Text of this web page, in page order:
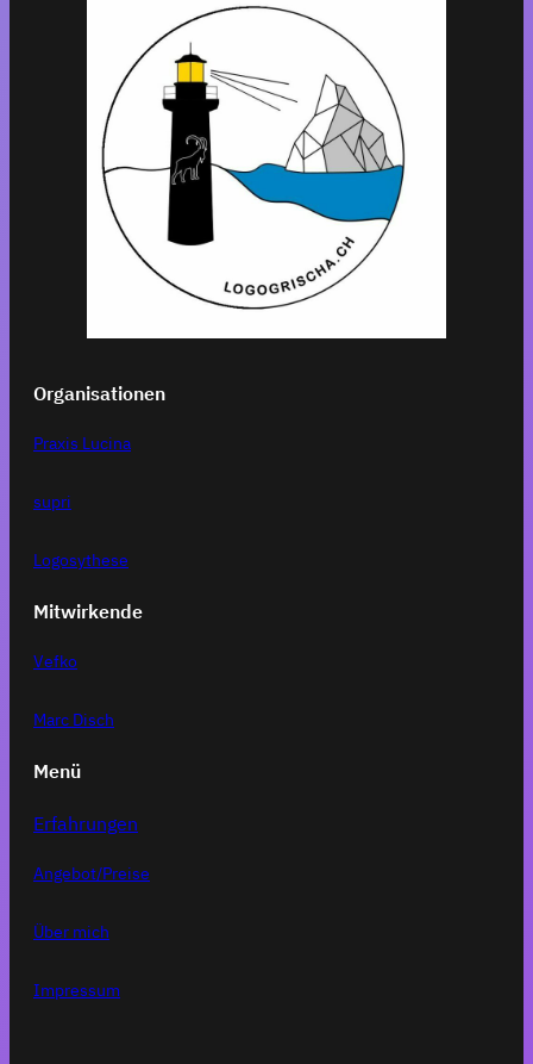
Organisationen
Praxis Lucina
supri
Logosythese
Mitwirkende
Vefko
Marc Disch
Menü
Erfahrungen
Angebot/Preise
Über mich
Impressum